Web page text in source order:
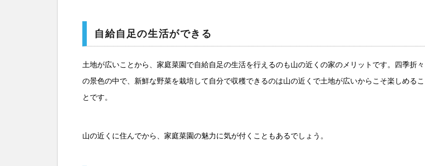
自給自足の生活ができる
土地が広いことから、家庭菜園で自給自足の生活を行えるのも山の近くの家のメリットです。四季折々
の景色の中で、新鮮な野菜を栽培して自分で収穫できるのは山の近くで土地が広いからこそ楽しめるこ
とです。
山の近くに住んでから、家庭菜園の魅力に気が付くこともあるでしょう。